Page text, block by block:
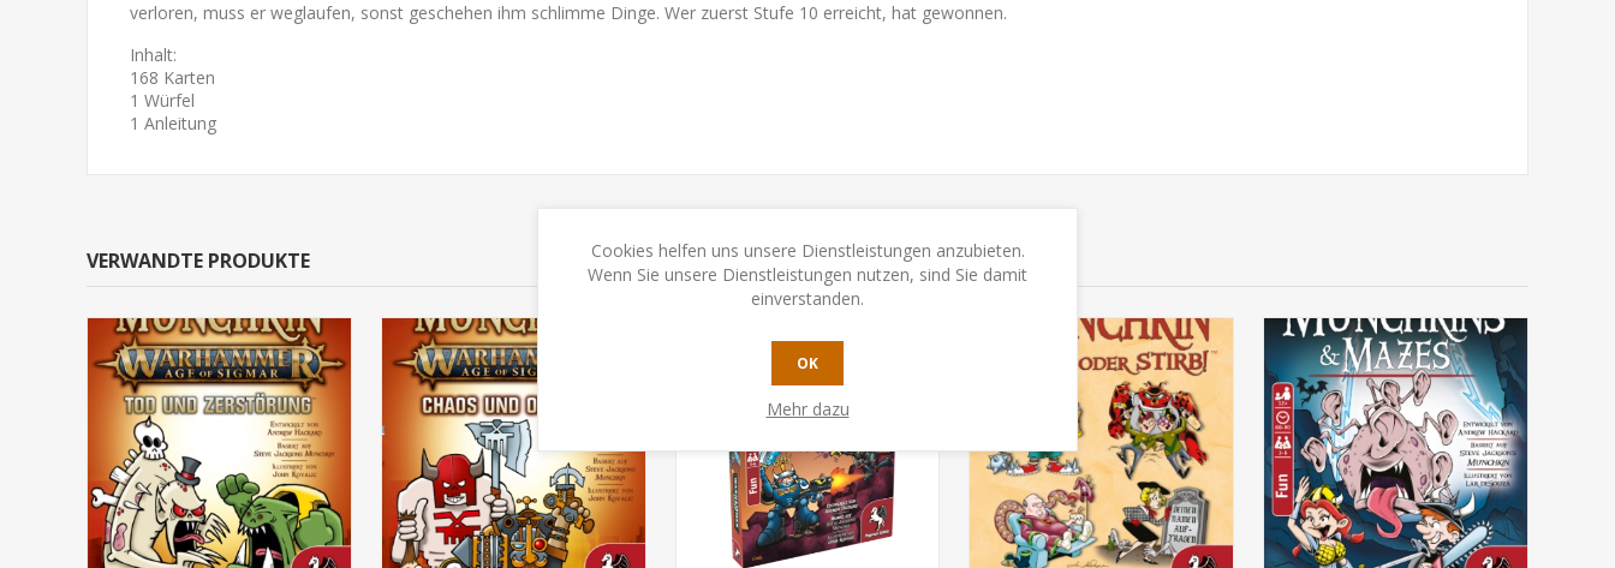
verloren, muss er weglaufen, sonst geschehen ihm schlimme Dinge. Wer zuerst Stufe 10 erreicht, hat gewonnen.
Inhalt:
168 Karten
1 Würfel
1 Anleitung
VERWANDTE PRODUKTE
Cookies helfen uns unsere Dienstleistungen anzubieten.
Wenn Sie unsere Dienstleistungen nutzen, sind Sie damit
einverstanden.
OK
Mehr dazu